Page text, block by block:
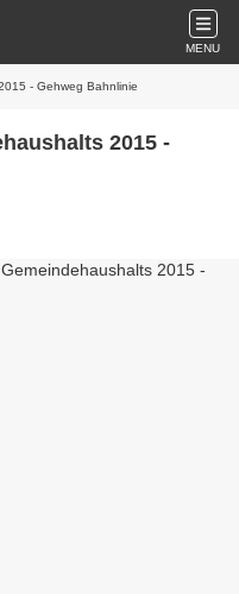
MENU
- Gehweg Bahnlinie
2015 -